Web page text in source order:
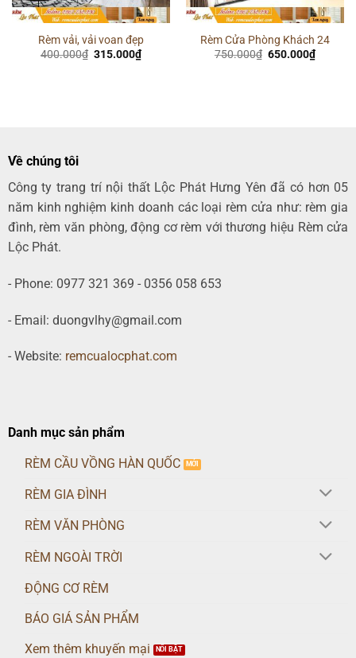
Rèm vải, vải voan đẹp
400.000₫ Giá
315.000₫Giá
hiện
Rèm Cửa Phòng Khách 24
750.000₫ Giá
650.000₫Giá
hiện
Về chúng tôi
Công ty trang trí nội thất Lộc Phát Hưng Yên đã có hơn 05
năm kinh nghiệm kinh doanh các loại rèm cửa như: rèm gia
đình, rèm văn phòng, động cơ rèm với thương hiệu Rèm cửa
Lộc Phát.
- Phone: 0977 321 369 - 0356 058 653
- Email: duongvlhy@gmail.com
- Website: remcualocphat.com
Danh mục sản phẩm
RÈM CẦU VỒNG HÀN QUỐC
RÈM GIA ĐÌNH
RÈM VĂN PHÒNG
RÈM NGOÀI TRỜI
ĐỘNG CƠ RÈM
BÁO GIÁ SẢN PHẨM
Xem thêm khuyến mại